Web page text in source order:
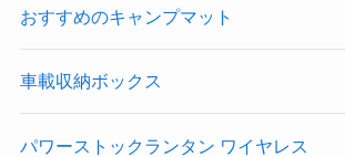
おすすめのキャンプマット
車載収納ボックス
パワーストックランタン ワイヤレス